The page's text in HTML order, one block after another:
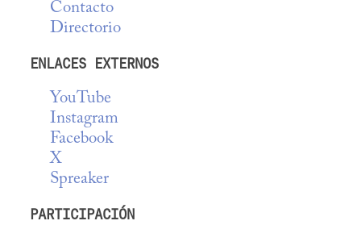
Contacto
Directorio
ENLACES EXTERNOS
YouTube
Instagram
Facebook
X
Spreaker
PARTICIPACIÓN